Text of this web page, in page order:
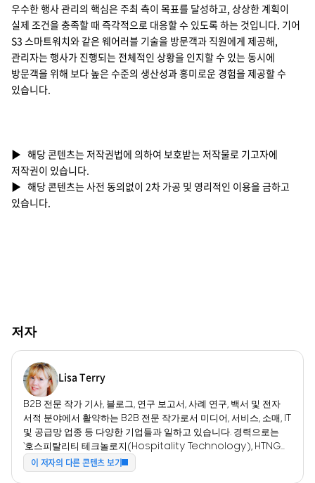
우수한 행사 관리의 핵심은 주최 측이 목표를 달성하고, 상상한 계획이
실제 조건을 충족할 때 즉각적으로 대응할 수 있도록 하는 것입니다. 기어
S3 스마트워치와 같은 웨어러블 기술을 방문객과 직원에게 제공해,
관리자는 행사가 진행되는 전체적인 상황을 인지할 수 있는 동시에
방문객을 위해 보다 높은 수준의 생산성과 흥미로운 경험을 제공할 수
있습니다.
▶ 해당 콘텐츠는 저작권법에 의하여 보호받는 저작물로 기고자에
저작권이 있습니다.
▶ 해당 콘텐츠는 사전 동의없이 2차 가공 및 영리적인 이용을 금하고
있습니다.
저자
Lisa Terry
B2B 전문 작가 기사, 블로그, 연구 보고서, 사례 연구, 백서 및 전자
서적 분야에서 활약하는 B2B 전문 작가로서 미디어, 서비스, 소매, IT
및 공급망 업종 등 다양한 기업들과 일하고 있습니다. 경력으로는
‘호스피탈리티 테크놀로지(Hospitality Technology), HTNG
출판물, 네이션 레스토랑 뉴스(Nation 's Restaurant News),
RIS 뉴스(RIS News), 애드버타이징 에이지(Advertising Age),
이 저자의 다른 콘텐츠 보기